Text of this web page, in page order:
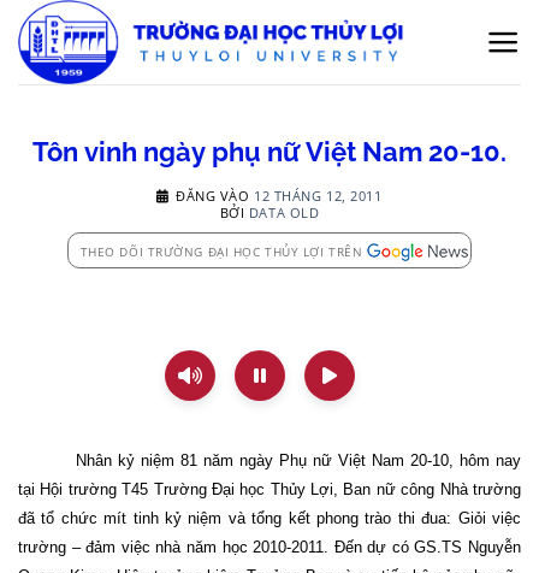
qua
nội
Tôn vinh ngày phụ nữ Việt Nam 20-10.
ĐĂNG VÀO 12 THÁNG 12, 2011
BỞI DATA OLD
THEO DÕI TRƯỜNG ĐẠI HỌC THỦY LỢI TRÊN
Nhân kỷ niệm 81 năm ngày Phụ nữ Việt Nam 20-10, hôm nay
tại Hội trường T45 Trường Đại học Thủy Lợi, Ban nữ công Nhà trường
đã tổ chức mít tinh kỷ niệm và tổng kết phong trào thi đua: Giỏi việc
trường – đảm việc nhà năm học 2010-2011. Đến dự có GS.TS Nguyễn